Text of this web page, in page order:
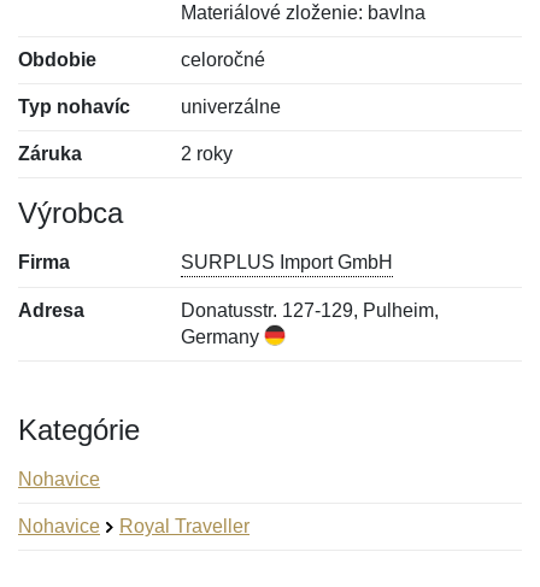
Materiálové zloženie: bavlna
Obdobie celoročné
Typ nohavíc univerzálne
Záruka 2 roky
Výrobca
Firma SURPLUS Import GmbH
Adresa
Donatusstr. 127-129, Pulheim,
Germany
Kategórie
Nohavice
Nohavice Royal Traveller